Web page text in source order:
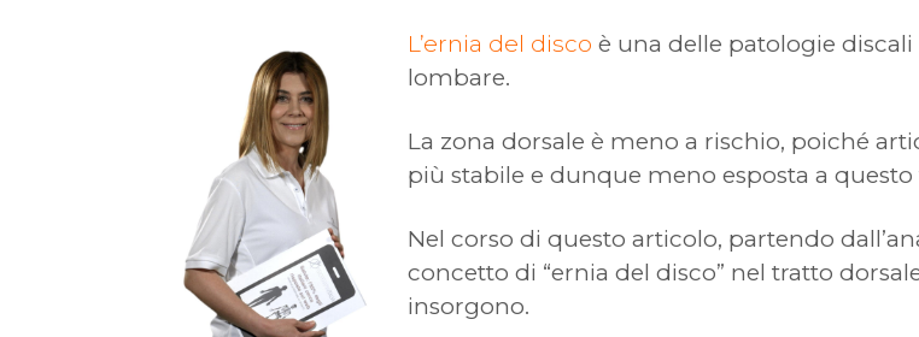
L’ernia del disco è una delle patologie
lombare.
La zona dorsale è meno a rischio, poiché
più stabile e dunque meno esposta a
Nel corso di questo articolo, partendo
concetto di “ernia del disco” nel tratto
insorgono.